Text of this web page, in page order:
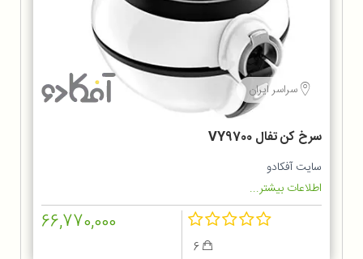
سراسر ایران
سرخ کن تفال VY9700
سایت آفکادو
اطلاعات بیشتر...
66,770,000